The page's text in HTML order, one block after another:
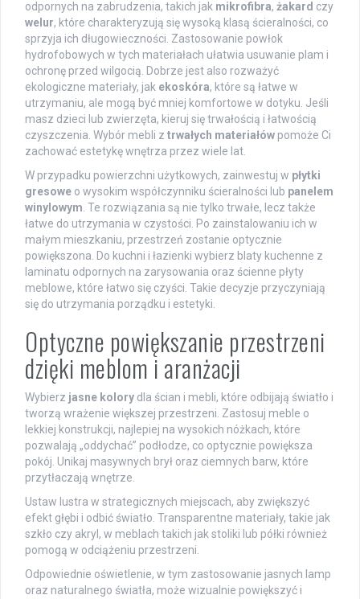
odpornych na zabrudzenia, takich jak mikrofibra, żakard czy
welur, które charakteryzują się wysoką klasą ścieralności, co
sprzyja ich długowieczności. Zastosowanie powłok
hydrofobowych w tych materiałach ułatwia usuwanie plam i
ochronę przed wilgocią. Dobrze jest also rozważyć
ekologiczne materiały, jak ekoskóra, które są łatwe w
utrzymaniu, ale mogą być mniej komfortowe w dotyku. Jeśli
masz dzieci lub zwierzęta, kieruj się trwałością i łatwością
czyszczenia. Wybór mebli z trwałych materiałów pomoże Ci
zachować estetykę wnętrza przez wiele lat.
W przypadku powierzchni użytkowych, zainwestuj w płytki
gresowe o wysokim współczynniku ścieralności lub panelem
winylowym . Te rozwiązania są nie tylko trwałe, lecz także
łatwe do utrzymania w czystości. Po zainstalowaniu ich w
małym mieszkaniu, przestrzeń zostanie optycznie
powiększona. Do kuchni i łazienki wybierz blaty kuchenne z
laminatu odpornych na zarysowania oraz ścienne płyty
meblowe, które łatwo się czyści. Takie decyzje przyczyniają
się do utrzymania porządku i estetyki.
Optyczne powiększanie przestrzeni
dzięki meblom i aranżacji
Wybierz jasne kolory dla ścian i mebli, które odbijają światło i
tworzą wrażenie większej przestrzeni. Zastosuj meble o
lekkiej konstrukcji, najlepiej na wysokich nóżkach, które
pozwalają „oddychać” podłodze, co optycznie powiększa
pokój. Unikaj masywnych brył oraz ciemnych barw, które
przytłaczają wnętrze.
Ustaw lustra w strategicznych miejscach, aby zwiększyć
efekt głębi i odbić światło. Transparentne materiały, takie jak
szkło czy akryl, w meblach takich jak stoliki lub półki również
pomogą w odciążeniu przestrzeni.
Odpowiednie oświetlenie, w tym zastosowanie jasnych lamp
oraz naturalnego światła, może wizualnie powiększyć i